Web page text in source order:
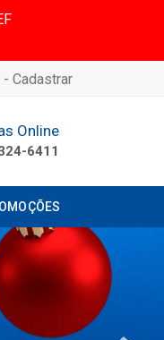
Cadastrar
Online
6411